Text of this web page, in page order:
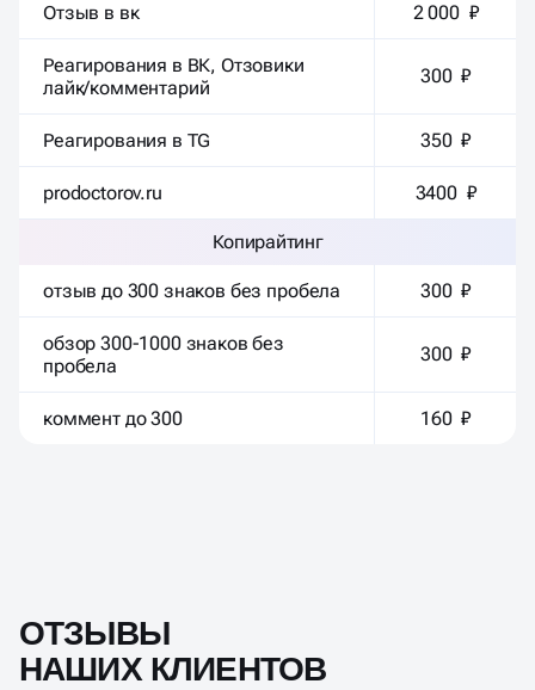
Отзыв в вк 2 000 ₽
Реагирования в ВК, Отзовики
лайк/комментарий
300 ₽
Реагирования в TG 350 ₽
prodoctorov.ru 3400 ₽
Копирайтинг
отзыв до 300 знаков без пробела 300 ₽
обзор 300-1000 знаков без
пробела
300 ₽
коммент до 300 160 ₽
ОТЗЫВЫ
НАШИХ КЛИЕНТОВ